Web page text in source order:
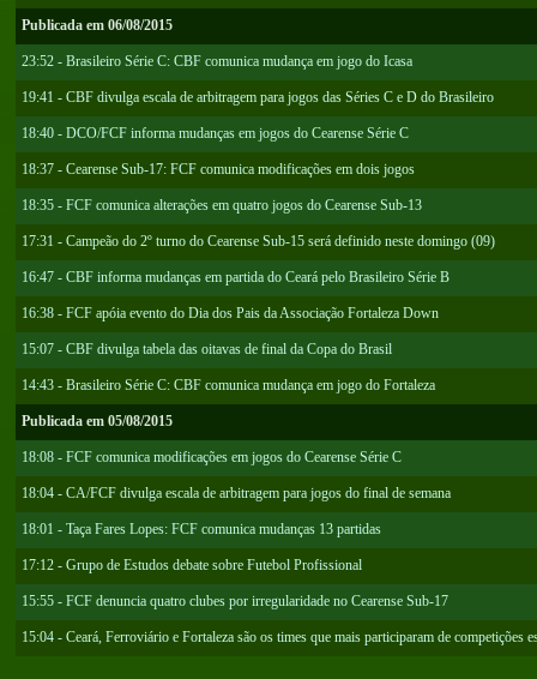
Publicada em 06/08/2015
23:52 - Brasileiro Série C: CBF comunica mudança em jogo do Icasa
19:41 - CBF divulga escala de arbitragem para jogos das Séries C e D do Brasileiro
18:40 - DCO/FCF informa mudanças em jogos do Cearense Série C
18:37 - Cearense Sub-17: FCF comunica modificações em dois jogos
18:35 - FCF comunica alterações em quatro jogos do Cearense Sub-13
17:31 - Campeão do 2º turno do Cearense Sub-15 será definido neste domingo (09)
16:47 - CBF informa mudanças em partida do Ceará pelo Brasileiro Série B
16:38 - FCF apóia evento do Dia dos Pais da Associação Fortaleza Down
15:07 - CBF divulga tabela das oitavas de final da Copa do Brasil
14:43 - Brasileiro Série C: CBF comunica mudança em jogo do Fortaleza
Publicada em 05/08/2015
18:08 - FCF comunica modificações em jogos do Cearense Série C
18:04 - CA/FCF divulga escala de arbitragem para jogos do final de semana
18:01 - Taça Fares Lopes: FCF comunica mudanças 13 partidas
17:12 - Grupo de Estudos debate sobre Futebol Profissional
15:55 - FCF denuncia quatro clubes por irregularidade no Cearense Sub-17
15:04 - Ceará, Ferroviário e Fortaleza são os times que mais participaram de competições